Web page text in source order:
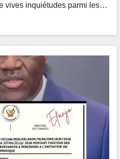
vives inquiétudes parmi les…